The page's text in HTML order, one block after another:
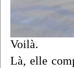
Voilà.
Là, elle